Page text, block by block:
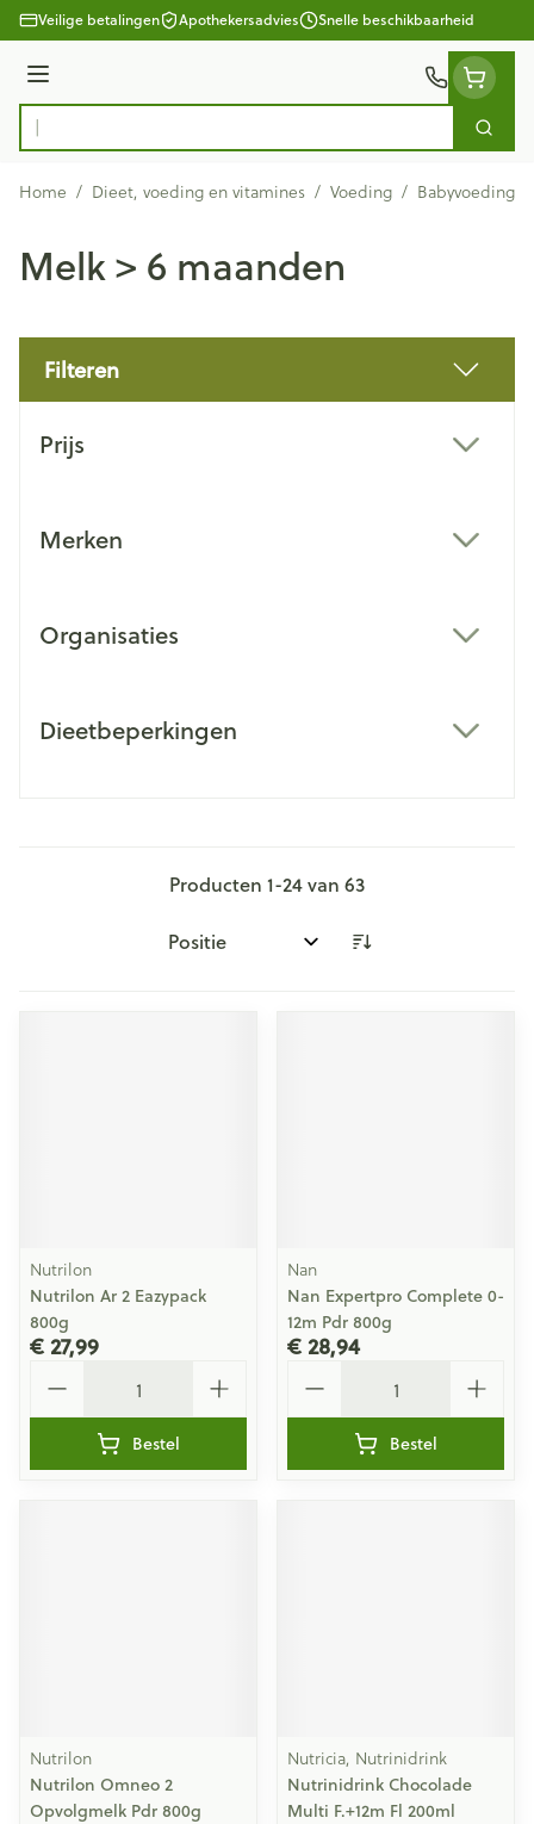
Ga naar de inhoud
Veilige betalingen Apothekersadvies Snelle beschikbaarheid
Menu
Product, merk, categorie...
Zoek
Home / Dieet, voeding en vitamines / Voeding / Babyvoeding
Melk > 6 maanden
Filteren
Prijs
Merken
Organisaties
Dieetbeperkingen
Producten 1-24van 63
Sorteer op:
Nutrilon
Nutrilon Ar 2 Eazypack
800g
€ 27,99
Bestel
Nan
Nan Expertpro Complete 0-
12m Pdr 800g
€ 28,94
Bestel
Nutrilon
Nutrilon Omneo 2
Opvolgmelk Pdr 800g
Nutricia, Nutrinidrink
Nutrinidrink Chocolade
Multi F.+12m Fl 200ml